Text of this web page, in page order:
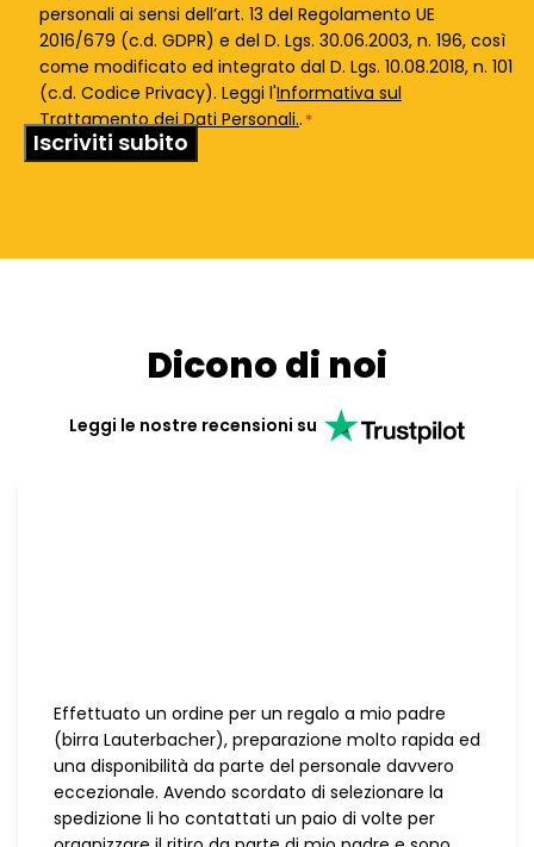
Policy
personali ai sensi dell’art. 13 del Regolamento UE
2016/679 (c.d. GDPR) e del D. Lgs. 30.06.2003, n. 196, così
come modificato ed integrato dal D. Lgs. 10.08.2018, n. 101
(c.d. Codice Privacy). Leggi l'Informativa sul
Trattamento dei Dati Personali.. *
Dicono di noi
Leggi le nostre recensioni su
Effettuato un ordine per un regalo a mio padre
(birra Lauterbacher), preparazione molto rapida ed
una disponibilità da parte del personale davvero
eccezionale. Avendo scordato di selezionare la
spedizione li ho contattati un paio di volte per